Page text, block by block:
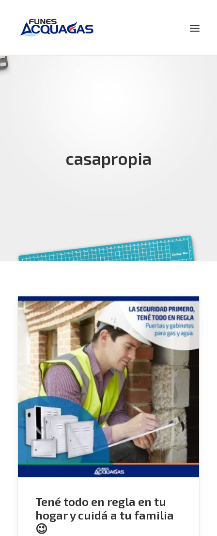
casapropia
Tené todo en regla en tu
hogar y cuidá a tu familia
😉